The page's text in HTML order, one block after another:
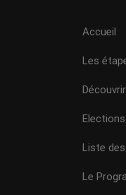
Accueil
Les
Liste
Le